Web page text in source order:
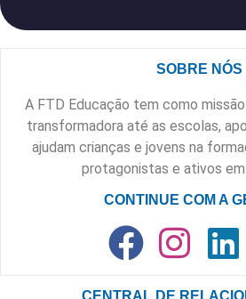
SOBRE NÓS
A FTD Educação tem como
transformadora até as escolas,
ajudam crianças e jovens na
protagonistas e ativos
CONTINUE COM A
CENTRAL DE